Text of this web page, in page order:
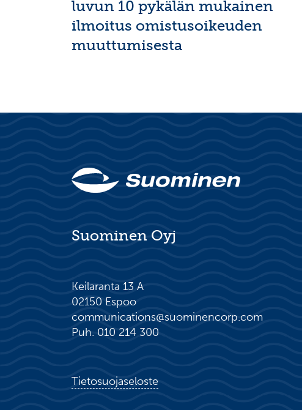
luvun 10 pykälän mukainen
ilmoitus omistusoikeuden
muuttumisesta
Suominen Oyj
Keilaranta 13 A
02150 Espoo
communications@suominencorp.com
Puh. 010 214 300
Tietosuojaseloste